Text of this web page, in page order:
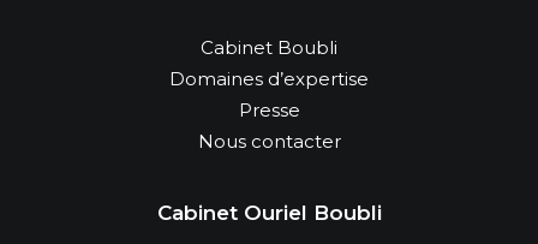
Cabinet Boubli
Domaines d’expertise
Presse
Nous contacter
Cabinet Ouriel Boubli